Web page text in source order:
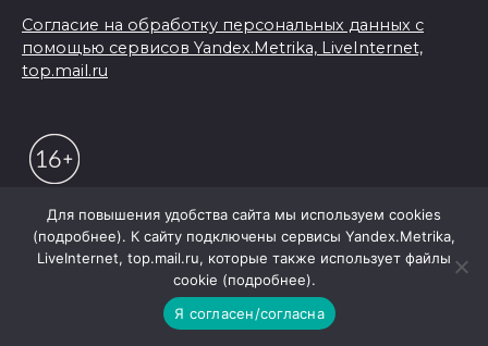
Согласие на обработку персональных данных с
помощью сервисов Yandex.Metrika, LiveInternet,
top.mail.ru
© 2026 Редакция "Приазовье"
Для повышения удобства сайта мы используем cookies
(подробнее). К сайту подключены сервисы Yandex.Metrika,
LiveInternet, top.mail.ru, которые также использует файлы
cookie (подробнее).
Я согласен/согласна